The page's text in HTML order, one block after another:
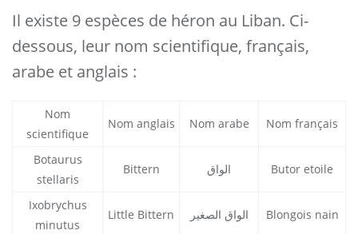
Il existe 9 espèces de héron au Liban. Ci-
dessous, leur nom scientifique, français,
arabe et anglais :
Nom
scientifique
Nom anglais Nom arabe Nom français
Botaurus
stellaris
Bittern الواق Butor etoile
Ixobrychus
minutus
Little Bittern الواق الصغير Blongois nain